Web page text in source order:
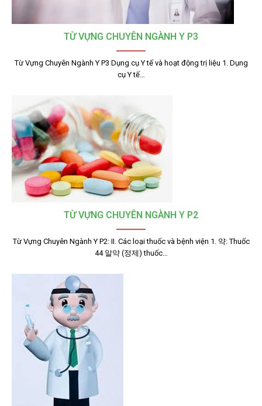
TỪ VỰNG CHUYÊN NGÀNH Y P3
Từ Vựng Chuyên Ngành Y P3 Dụng cụ Y tế và hoạt động trị liệu 1. Dụng
cụ Y tế…
TỪ VỰNG CHUYÊN NGÀNH Y P2
Từ Vựng Chuyên Ngành Y P2: II. Các loại thuốc và bệnh viện 1. 약: Thuốc
44 알약 (정제) thuốc…